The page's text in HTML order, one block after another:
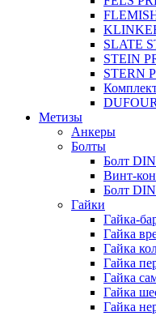
SLATE
STEIN
STERN
Метизы
Анкеры
Болты
Болт
Винт-
Болт
Гайки
Гайка-
Гайка
Гайка
Гайка
Гайка
Гайка
Гайка